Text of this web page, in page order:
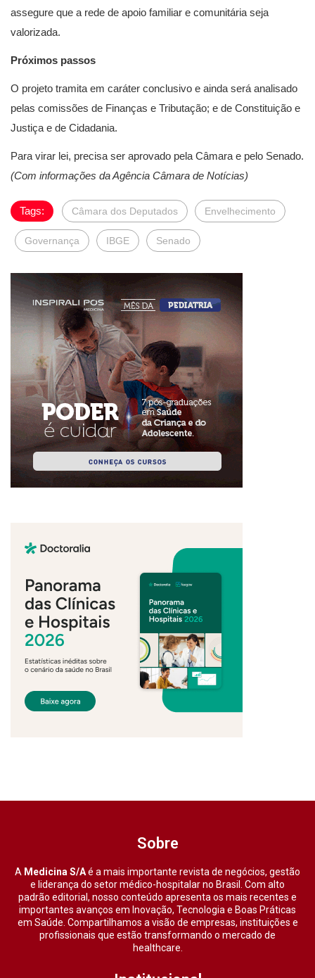
assegure que a rede de apoio familiar e comunitária seja
valorizada.
Próximos passos
O projeto tramita em caráter conclusivo e ainda será analisado
pelas comissões de Finanças e Tributação; e de Constituição e
Justiça e de Cidadania.
Para virar lei, precisa ser aprovado pela Câmara e pelo Senado.
(Com informações da Agência Câmara de Notícias)
Tags: Câmara dos Deputados Envelhecimento
Governança IBGE Senado
Sobre
A Medicina S/Aé a mais importante revista de negócios, gestão
e liderança do setor médico-hospitalar no Brasil. Com alto
padrão editorial, nosso conteúdo apresenta os mais recentes e
importantes avanços em Inovação, Tecnologia e Boas Práticas
em Saúde. Compartilhamos a visão de empresas, instituições e
profissionais que estão transformando o mercado de
healthcare.